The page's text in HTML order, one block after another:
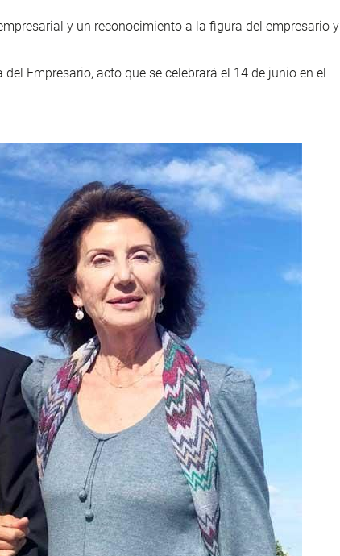
y un reconocimiento a la figura del empresario y
Empresario, acto que se celebrará el 14 de junio en el